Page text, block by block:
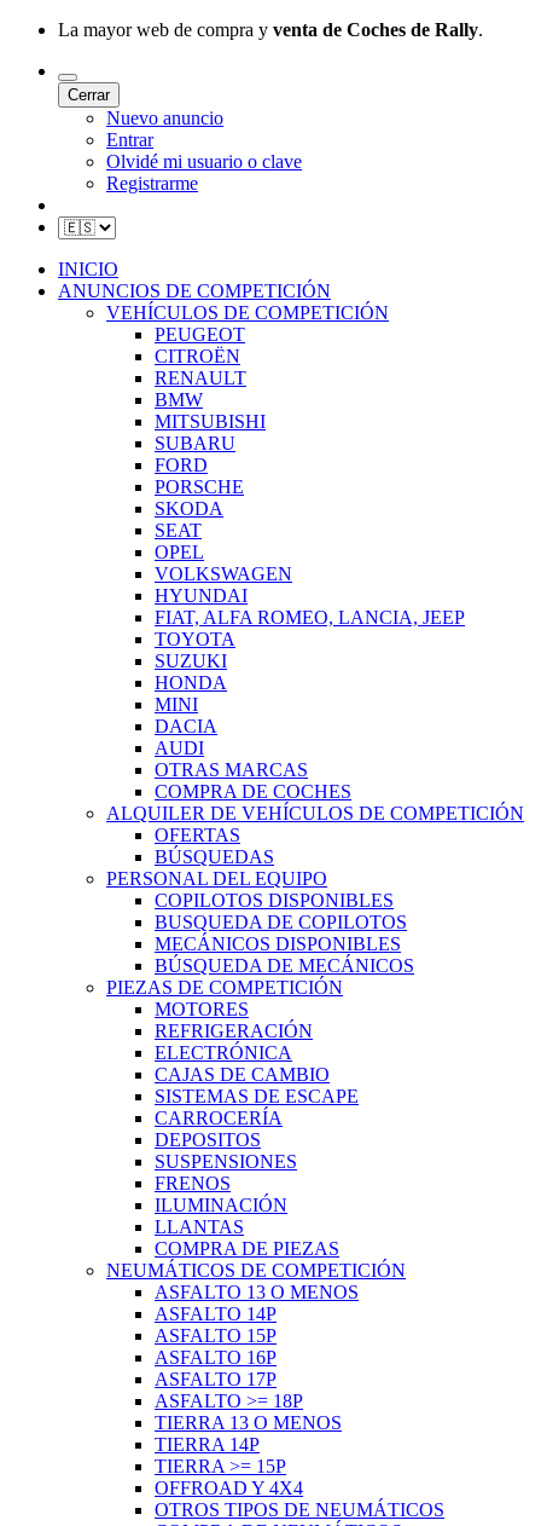
La mayor web de compra y venta de Coches de Rally.
Cerrar
Nuevo anuncio
Entrar
Olvidé mi usuario o clave
Registrarme
INICIO
ANUNCIOS DE COMPETICIÓN
VEHÍCULOS DE COMPETICIÓN
PEUGEOT
CITROËN
RENAULT
BMW
MITSUBISHI
SUBARU
FORD
PORSCHE
SKODA
SEAT
OPEL
VOLKSWAGEN
HYUNDAI
FIAT, ALFA ROMEO, LANCIA, JEEP
TOYOTA
SUZUKI
HONDA
MINI
DACIA
AUDI
OTRAS MARCAS
COMPRA DE COCHES
ALQUILER DE VEHÍCULOS DE COMPETICIÓN
OFERTAS
BÚSQUEDAS
PERSONAL DEL EQUIPO
COPILOTOS DISPONIBLES
BUSQUEDA DE COPILOTOS
MECÁNICOS DISPONIBLES
BÚSQUEDA DE MECÁNICOS
PIEZAS DE COMPETICIÓN
MOTORES
REFRIGERACIÓN
ELECTRÓNICA
CAJAS DE CAMBIO
SISTEMAS DE ESCAPE
CARROCERÍA
DEPOSITOS
SUSPENSIONES
FRENOS
ILUMINACIÓN
LLANTAS
COMPRA DE PIEZAS
NEUMÁTICOS DE COMPETICIÓN
ASFALTO 13 O MENOS
ASFALTO 14P
ASFALTO 15P
ASFALTO 16P
ASFALTO 17P
ASFALTO >= 18P
TIERRA 13 O MENOS
TIERRA 14P
TIERRA >= 15P
OFFROAD Y 4X4
OTROS TIPOS DE NEUMÁTICOS